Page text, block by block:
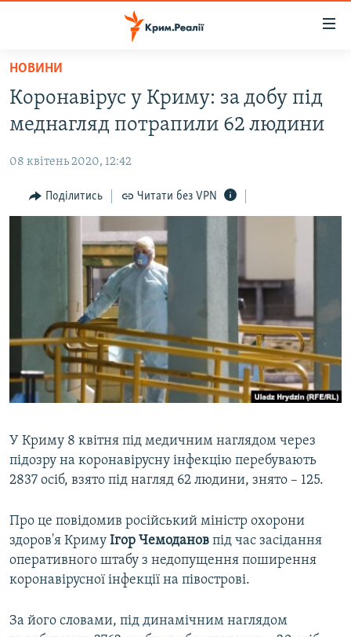
Перейти
основного
матеріалу
до
навігації
Перейти
ВОДА.КРИМ
ПОЛІТИКА
БЛОГИ
ВСЕ ЗА ДЕНЬ
СПЕЦПРОЕКТИ
ДЕПОРТАЦІЯ
ВІДЕОУРОКИ «ELIFBE»
СВІДЧЕННЯ ОКУПАЦІЇ
ІНФОГРАФІКА
ЯК ОБІЙТИ БЛОКУВАННЯ
Русский
Qırımtatar
ДОЛУЧАЙСЯ!
Усі сайти RFE/RL
НОВИНИ
Коронавірус у Криму: за добу під
меднагляд потрапили 62 людини
08 квітень 2020, 12:42
Поділитись Читати без VPN
У Криму 8 квітня під медичним наглядом через
підозру на коронавірусну інфекцію перебувають
2837 осіб, взято під нагляд 62 людини, знято – 125.
Про це повідомив російський міністр охорони
здоров'я Криму Ігор Чемоданов під час засідання
оперативного штабу з недопущення поширення
коронавірусної інфекції на півострові.
За його словами, під динамічним наглядом